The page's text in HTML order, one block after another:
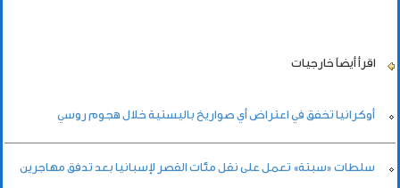
اقرأ أيضاً خارجيات
أوكرانيا تخفق في اعتراض أي صواريخ باليستية خلال هجوم روسي
سلطات «سبتة» تعمل على نقل مئات القصر لإسبانيا بعد تدفق مهاجرين